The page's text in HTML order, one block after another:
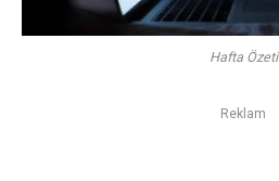
Hafta Özeti
Reklam